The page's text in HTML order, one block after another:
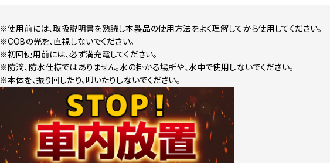
※使用前には、取扱説明書を熟読し本製品の使用方法をよく理解してから使用してください。
※COBの光を、直視しないでください。
※初回使用前には、必ず満充電してください。
※防滴、防水仕様ではありません。水の掛かる場所や、水中で使用しないでください。
※本体を、振り回したり、叩いたりしないでください。